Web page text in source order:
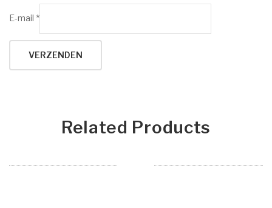
E-mail *
Related Products